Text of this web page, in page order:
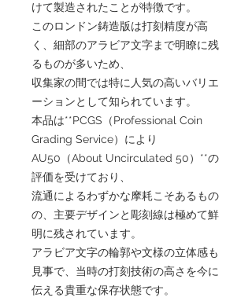
けて製造されたことが特徴です。
このロンドン鋳造版は打刻精度が高
く、細部のアラビア文字まで明瞭に残
るものが多いため、
収集家の間では特に人気の高いバリエ
ーションとして知られています。
本品は**PCGS（Professional Coin
Grading Service）により
AU50（About Uncirculated 50）**の
評価を受けており、
流通によるわずかな摩耗こそあるもの
の、主要デザインと彫刻線は極めて鮮
明に残されています。
アラビア文字の輪郭や文様の立体感も
見事で、当時の打刻技術の高さを今に
伝える貴重な保存状態です。